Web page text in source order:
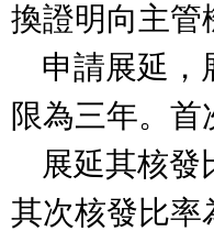
換證明向主管
限為三年。首
其次核發比率